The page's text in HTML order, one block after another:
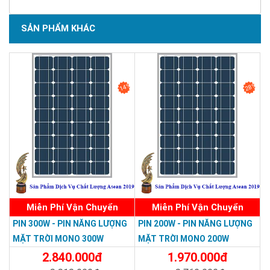
SẢN PHẨM KHÁC
14%
Miễn Phí Vận Chuyển
PIN 300W - PIN NĂNG LƯỢNG
MẶT TRỜI MONO 300W
2.840.000đ
28%
Miễn Phí Vận Chuyển
PIN 200W - PIN NĂNG LƯỢNG
MẶT TRỜI MONO 200W
1.970.000đ